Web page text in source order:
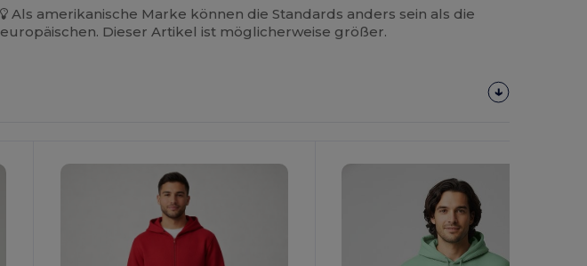
Als amerikanische Marke können die Standards anders sein als die
europäischen. Dieser Artikel ist möglicherweise größer.